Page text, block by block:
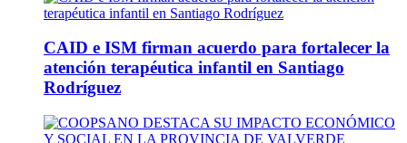
CAID e ISM firman acuerdo para fortalecer la
atención terapéutica infantil en Santiago
Rodríguez